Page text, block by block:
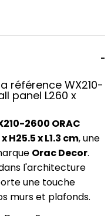
référence WX210-
panel L260 x
2600 ORAC
x L1.3 cm, une
Orac Decor.
l'architecture
une touche
murs et plafonds.